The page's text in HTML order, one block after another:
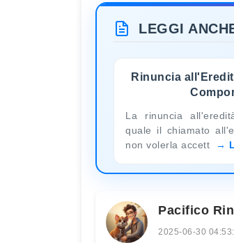
LEGGI
Rinuncia
La rinuncia
quale il chiamato
non volerla accett
Pacifico
2025-06-30